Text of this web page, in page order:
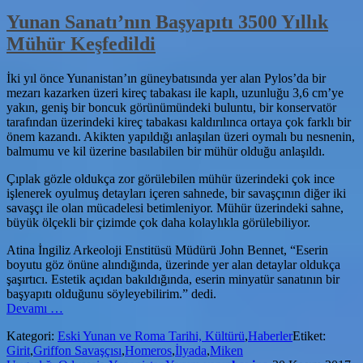
Yunan Sanatı’nın Başyapıtı 3500 Yıllık
Mühür Keşfedildi
İki yıl önce Yunanistan’ın güneybatısında yer alan Pylos’da bir
mezarı kazarken üzeri kireç tabakası ile kaplı, uzunluğu 3,6 cm’ye
yakın, geniş bir boncuk görünümündeki buluntu, bir konservatör
tarafından üzerindeki kireç tabakası kaldırılınca ortaya çok farklı bir
önem kazandı. Akikten yapıldığı anlaşılan üzeri oymalı bu nesnenin,
balmumu ve kil üzerine basılabilen bir mühür olduğu anlaşıldı.
Çıplak gözle oldukça zor görülebilen mühür üzerindeki çok ince
işlenerek oyulmuş detayları içeren sahnede, bir savaşçının diğer iki
savaşçı ile olan mücadelesi betimleniyor. Mühür üzerindeki sahne,
büyük ölçekli bir çizimde çok daha kolaylıkla görülebiliyor.
Atina İngiliz Arkeoloji Enstitüsü Müdürü John Bennet, “Eserin
boyutu göz önüne alındığında, üzerinde yer alan detaylar oldukça
şaşırtıcı. Estetik açıdan bakıldığında, eserin minyatür sanatının bir
başyapıtı olduğunu söyleyebilirim.” dedi.
Devamı
Başyapıtı
3500
…
Kategori: Eski Yunan ve Roma Tarihi, Kültürü,HaberlerEtiket:
Girit,Griffon Savaşçısı,Homeros,İlyada,Miken